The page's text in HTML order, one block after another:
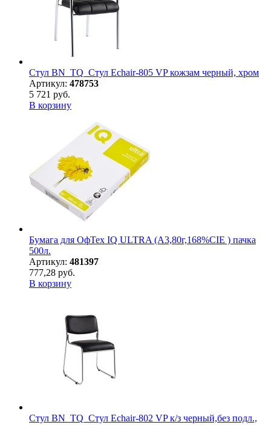
Стул BN_TQ_Стул Echair-805 VP кожзам черный, хром
Артикул: 478753
5 721 руб.
В корзину
Бумага для ОфТех IQ ULTRA (А3,80г,168%CIE ) пачка
500л.
Артикул: 481397
777,28 руб.
В корзину
Стул BN_TQ_Стул Echair-802 VP к/з черный,без подл.,